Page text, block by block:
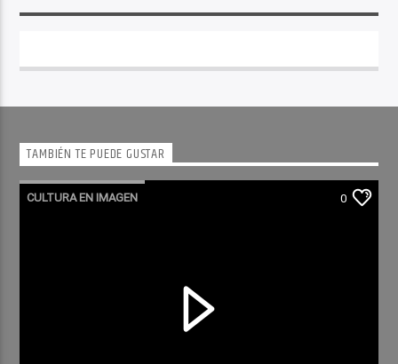
TAMBIÉN TE PUEDE GUSTAR
CULTURA EN IMAGEN 0